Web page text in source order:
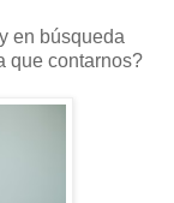
en búsqueda
que contarnos?